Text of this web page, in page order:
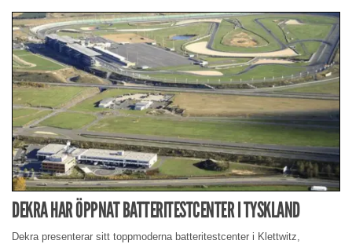
DEKRA HAR ÖPPNAT BATTERITESTCENTER I TYSKLAND
Dekra presenterar sitt toppmoderna batteritestcenter i Klettwitz,